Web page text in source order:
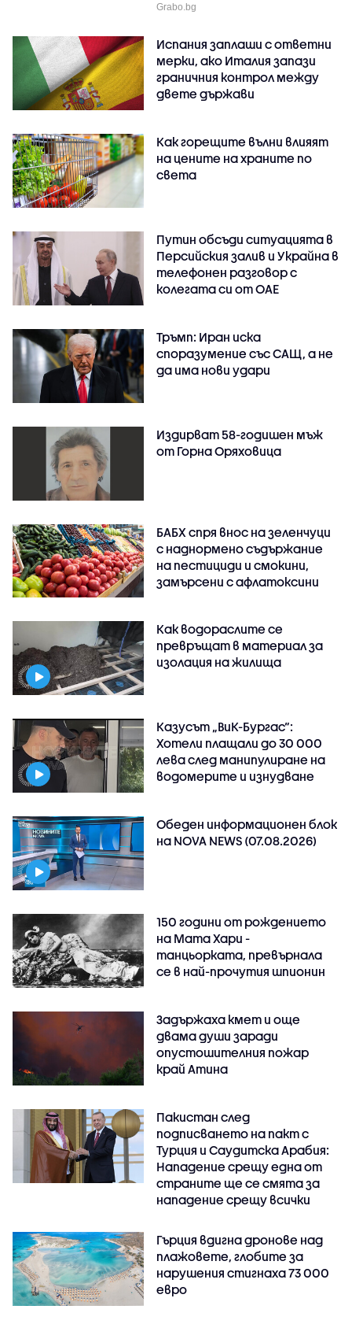
Grabo.bg
Испания заплаши с ответни
мерки, ако Италия запази
граничния контрол между
двете държави
Как горещите вълни влияят
на цените на храните по
света
Путин обсъди ситуацията в
Персийския залив и Украйна в
телефонен разговор с
колегата си от ОАЕ
Тръмп: Иран иска
споразумение със САЩ, а не
да има нови удари
Издирват 58-годишен мъж
от Горна Оряховица
БАБХ спря внос на зеленчуци
с наднормено съдържание
на пестициди и смокини,
замърсени с афлатоксини
Как водораслите се
превръщат в материал за
изолация на жилища
Казусът „ВиК-Бургас“:
Хотели плащали до 30 000
лева след манипулиране на
водомерите и изнудване
Обеден информационен блок
на NOVA NEWS (07.08.2026)
150 години от рождението
на Мата Хари -
танцьорката, превърнала
се в най-прочутия шпионин
Задържаха кмет и още
двама души заради
опустошителния пожар
край Атина
Пакистан след
подписването на пакт с
Турция и Саудитска Арабия:
Нападение срещу една от
страните ще се смята за
нападение срещу всички
Гърция вдигна дронове над
плажовете, глобите за
нарушения стигнаха 73 000
евро